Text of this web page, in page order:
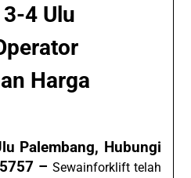
4 Ulu
Harga
Palembang, Hubungi
– Sewainforklift telah